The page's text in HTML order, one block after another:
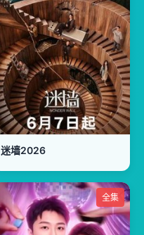
迷墙2026
全集